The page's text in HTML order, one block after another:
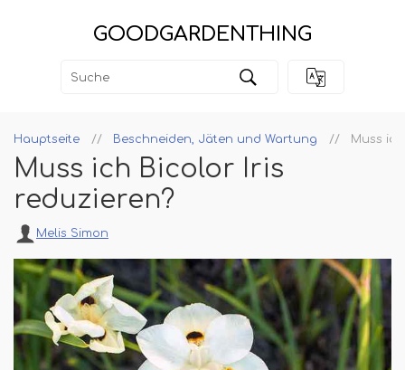
GOODGARDENTHING
Hauptseite Beschneiden, Jäten und Wartung Muss
Muss ich Bicolor Iris
reduzieren?
Melis Simon